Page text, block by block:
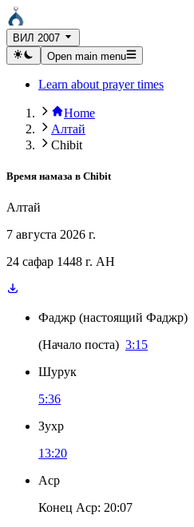
ВИЛ 2007
Open main menu
Learn about prayer times
Home
Алтай
Chibit
Время намаза в Chibit
Алтай
7 августа 2026 г.
24 сафар 1448 г. AH
Фаджр (настоящий Фаджр)
(Начало поста) 3:15
Шурук
5:36
Зухр
13:20
Аср
Конец Аср: 20:07